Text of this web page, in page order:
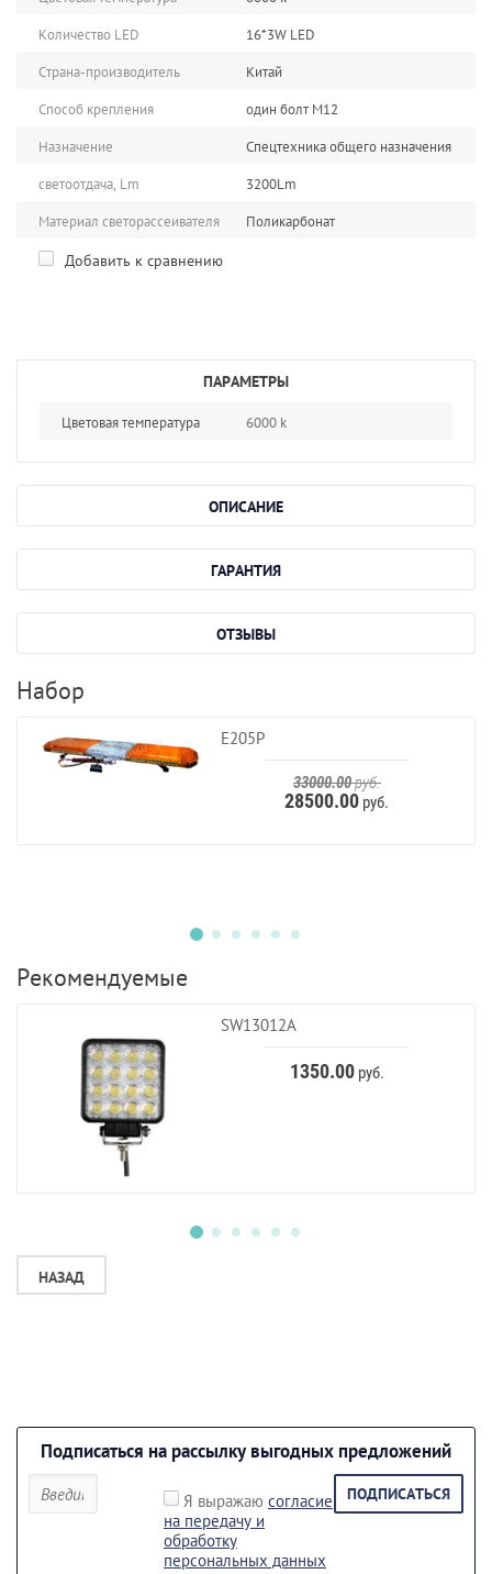
Количество LED
16*3W LED
Страна-производитель
Китай
Способ крепления
один болт М12
Назначение
Спецтехника общего назначения
светоотдача, Lm
3200Lm
Материал светорассеивателя
Поликарбонат
Добавить к сравнению
ПАРАМЕТРЫ
Цветовая температура 6000 k
ОПИСАНИЕ
ГАРАНТИЯ
ОТЗЫВЫ
Набор
E205P
33000.00руб.
28500.00 руб.
Рекомендуемые
SW13012A
1350.00руб.
НАЗАД
Подписаться на рассылку выгодных предложений
Я выражаю согласие
на передачу и
обработку
персональных данных
ПОДПИСАТЬСЯ